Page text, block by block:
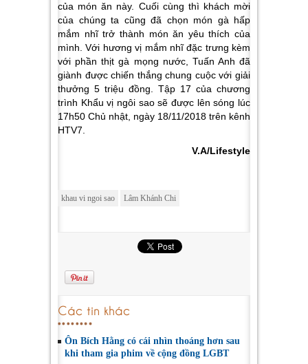
của món ăn này. Cuối cùng thì khách mời
của chúng ta cũng đã chọn món gà hấp
mắm nhĩ trở thành món ăn yêu thích của
mình. Với hương vị mắm nhĩ đặc trưng kèm
với phần thịt gà mọng nước, Tuấn Anh đã
giành được chiến thắng chung cuộc với giải
thưởng 5 triệu đồng. Tập 17 của chương
trình Khẩu vị ngôi sao sẽ được lên sóng lúc
17h50 Chủ nhật, ngày 18/11/2018 trên kênh
HTV7.
V.A/Lifestyle
khau vi ngoi sao Lâm Khánh Chi
Các tin khác
Ôn Bích Hằng có cái nhìn thoáng hơn sau
khi tham gia phim về cộng đồng LGBT